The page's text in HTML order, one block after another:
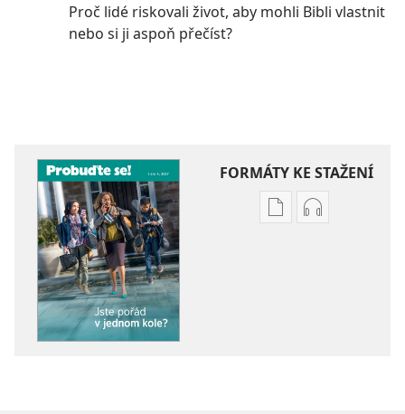
Proč lidé riskovali život, aby mohli Bibli vlastnit
nebo si ji aspoň přečíst?
FORMÁTY KE STAŽENÍ
FormátyFormáty